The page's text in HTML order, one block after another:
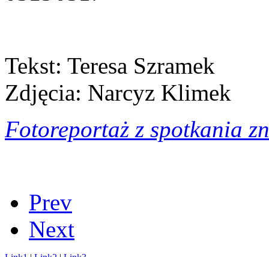
Tekst: Teresa Szramek
Zdjęcia: Narcyz Klimek
Fotoreportaż z spotkania
Prev
Next